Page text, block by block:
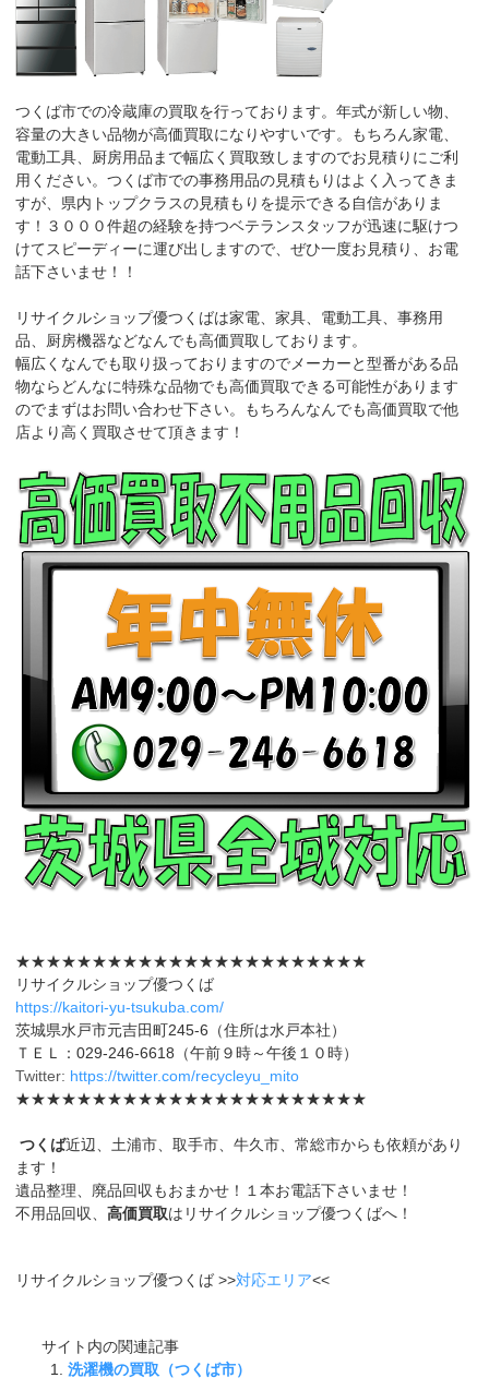
つくば市での冷蔵庫の買取を行っております。年式が新しい物、
容量の大きい品物が高価買取になりやすいです。もちろん家電、
電動工具、厨房用品まで幅広く買取致しますのでお見積りにご利
用ください。つくば市での事務用品の見積もりはよく入ってきま
すが、県内トップクラスの見積もりを提示できる自信がありま
す！３０００件超の経験を持つベテランスタッフが迅速に駆けつ
けてスピーディーに運び出しますので、ぜひ一度お見積り、お電
話下さいませ！！
リサイクルショップ優つくばは家電、家具、電動工具、事務用
品、厨房機器などなんでも高価買取しております。
幅広くなんでも取り扱っておりますのでメーカーと型番がある品
物ならどんなに特殊な品物でも高価買取できる可能性があります
のでまずはお問い合わせ下さい。もちろんなんでも高価買取で他
店より高く買取させて頂きます！
★★★★★★★★★★★★★★★★★★★★★★★
リサイクルショップ優つくば
https://kaitori-yu-tsukuba.com/
茨城県水戸市元吉田町245-6（住所は水戸本社）
ＴＥＬ：029-246-6618（午前９時～午後１０時）
Twitter: https://twitter.com/recycleyu_mito
★★★★★★★★★★★★★★★★★★★★★★★
つくば近辺、土浦市、取手市、牛久市、常総市からも依頼があり
ます！
遺品整理、廃品回収もおまかせ！１本お電話下さいませ！
不用品回収、高価買取はリサイクルショップ優つくばへ！
リサイクルショップ優つくば >>対応エリア<<
サイト内の関連記事
洗濯機の買取（つくば市）